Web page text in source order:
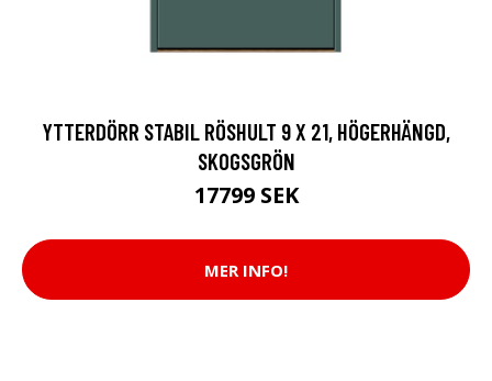
YTTERDÖRR STABIL RÖSHULT 9 X 21, HÖGERHÄNGD,
SKOGSGRÖN
17799 SEK
MER INFO!